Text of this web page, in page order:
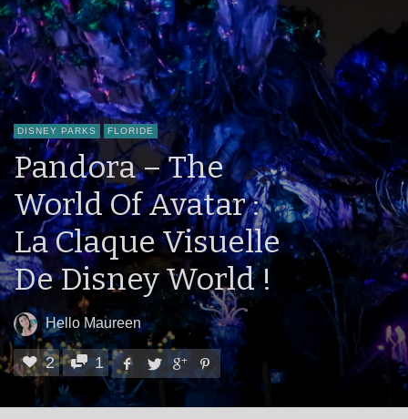
DISNEY PARKS FLORIDE
Pandora – The
World Of Avatar :
La Claque Visuelle
De Disney World !
Hello Maureen
2 1